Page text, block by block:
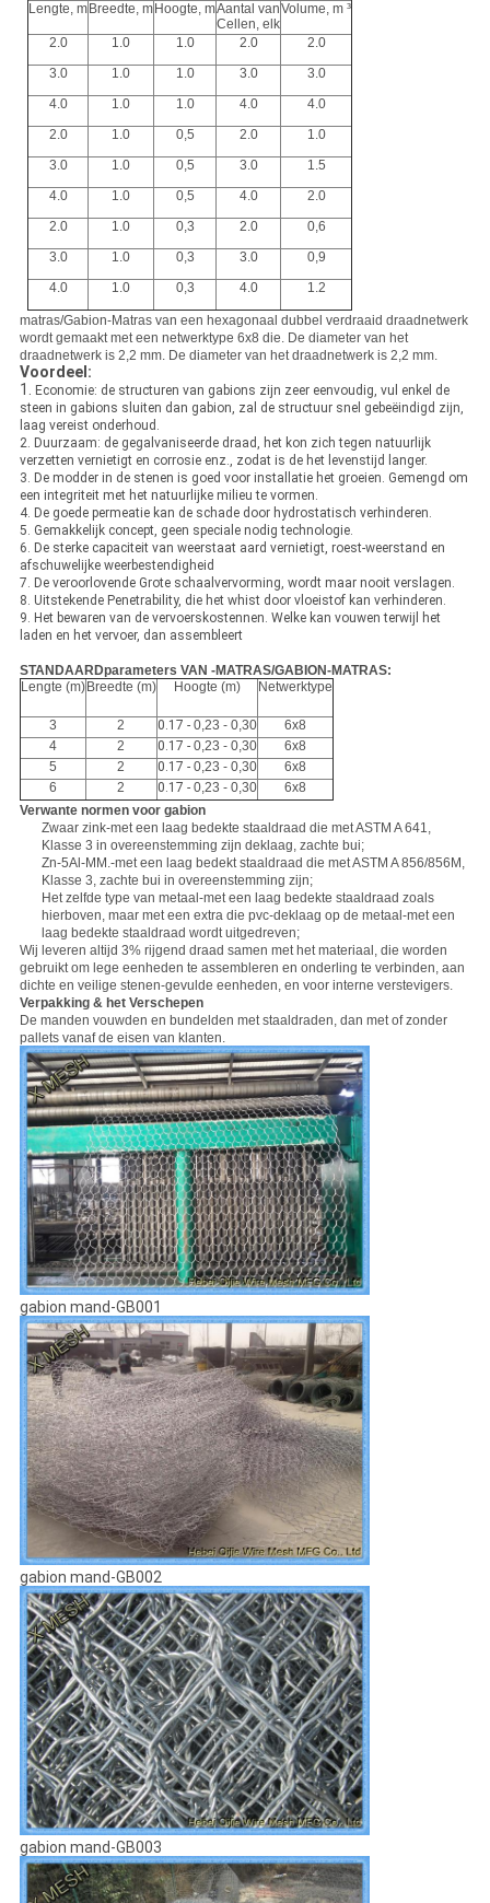
Lengte, mBreedte, mHoogte, mAantal van
Cellen, elk
Volume, m ³
2.0 1.0 1.0 2.0
2.0
3.0
1.0 1.0 3.0
3.0
4.0
1.0 1.0 4.0
4.0
2.0
1.0 0,5 2.0
1.0
3.0
1.0 0,5 3.0
1.5
4.0
1.0 0,5 4.0
2.0
2.0
1.0 0,3 2.0
0,6
3.0
1.0 0,3 3.0
0,9
4.0
1.0 0,3 4.0 1.2
matras/Gabion-Matras van een hexagonaal dubbel verdraaid draadnetwerk
wordt gemaakt met een netwerktype 6x8 die. De diameter van het
draadnetwerk is 2,2 mm. De diameter van het draadnetwerk is 2,2 mm.
Voordeel:
1.
Economie: de structuren van gabions zijn zeer eenvoudig, vul enkel de
steen in gabions sluiten dan gabion, zal de structuur snel gebeëindigd zijn,
laag vereist onderhoud.
2. Duurzaam: de gegalvaniseerde draad, het kon zich tegen natuurlijk
verzetten vernietigt en corrosie enz., zodat is de het levenstijd langer.
3. De modder in de stenen is goed voor installatie het groeien. Gemengd om
een integriteit met het natuurlijke milieu te vormen.
4. De goede permeatie kan de schade door hydrostatisch verhinderen.
5. Gemakkelijk concept, geen speciale nodig technologie.
6. De sterke capaciteit van weerstaat aard vernietigt, roest-weerstand en
afschuwelijke weerbestendigheid
7. De veroorlovende Grote schaalvervorming, wordt maar nooit verslagen.
8. Uitstekende Penetrability, die het whist door vloeistof kan verhinderen.
9. Het bewaren van de vervoerskostennen. Welke kan vouwen terwijl het
laden en het vervoer, dan assembleert
STANDAARDparameters VAN -MATRAS/GABION-MATRAS:
Lengte (m)Breedte (m) Hoogte (m) Netwerktype
3 2 0.17 - 0,23 - 0,30
6x8
4
2 0.17 - 0,23 - 0,30
6x8
5
2 0.17 - 0,23 - 0,30
6x8
6
2 0.17 - 0,23 - 0,30
6x8
Verwante normen voor gabion
Zwaar zink-met een laag bedekte staaldraad die met ASTM A 641,
Klasse 3 in overeenstemming zijn deklaag, zachte bui;
Zn-5Al-MM.-met een laag bedekt staaldraad die met ASTM A 856/856M,
Klasse 3, zachte bui in overeenstemming zijn;
Het zelfde type van metaal-met een laag bedekte staaldraad zoals
hierboven, maar met een extra die pvc-deklaag op de metaal-met een
laag bedekte staaldraad wordt uitgedreven;
Wij leveren altijd 3% rijgend draad samen met het materiaal, die worden
gebruikt om lege eenheden te assembleren en onderling te verbinden, aan
dichte en veilige stenen-gevulde eenheden, en voor interne verstevigers.
Verpakking & het Verschepen
De manden vouwden en bundelden met staaldraden, dan met of zonder
pallets vanaf de eisen van klanten.
gabion mand-GB001
gabion mand-GB002
gabion mand-GB003